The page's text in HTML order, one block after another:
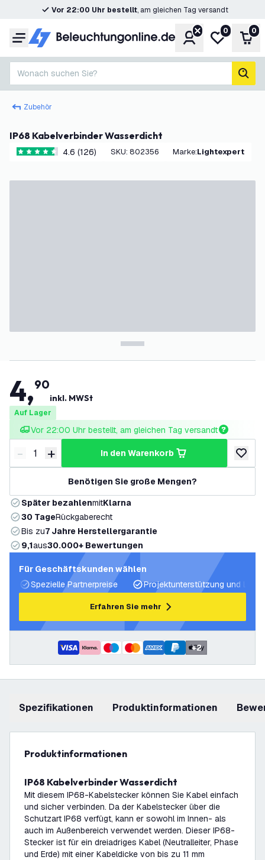
Vor 22:00 Uhr bestellt, am gleichen Tag versandt
Menü KontoMeine
0 0
Wonach suchen Sie?
Zubehör
IP68 Kabelverbinder Wasserdicht
4.6 Bewertungssterne
4.6 (126) SKU: 802356 Marke: Lightexpert
4,90
inkl. MWSt
Auf Lager
Vor 22:00 Uhr bestellt, am gleichen Tag versandt
Menge verringern
- Menge erhöhen
+ in den Warenkorb
zur
Benötigen Sie große Mengen?
Später bezahlenmitKlarna
30 TageRückgaberecht
Bis zu7 Jahre Herstellergarantie
9,1aus30.000+ Bewertungen
Für Geschäftskunden wählen
Spezielle Partnerpreise
Projektunterstützung und
Erfahren Sie mehr
+2
Spezifikationen Produktinformationen
Produktinformationen
IP68 Kabelverbinder Wasserdicht
Mit diesem IP68-Kabelstecker können Sie Kabel einfach
und sicher verbinden. Da der Kabelstecker über die
Schutzart IP68 verfügt, kann er sowohl im Innen- als
auch im Außenbereich verwendet werden. Dieser IP68-
Stecker ist für ein dreiadriges Kabel (Neutralleiter, Phase
und Erde) mit einer Kabeldicke von bis zu 11 mm